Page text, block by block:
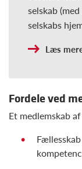
selskab
selskabs
Læs
Fordele ved
Et medlemskab